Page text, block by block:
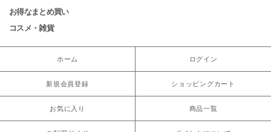
お得なまとめ買い
コスメ・雑貨
ホーム ログイン
新規会員登録 ショッピングカート
お気に入り 商品一覧